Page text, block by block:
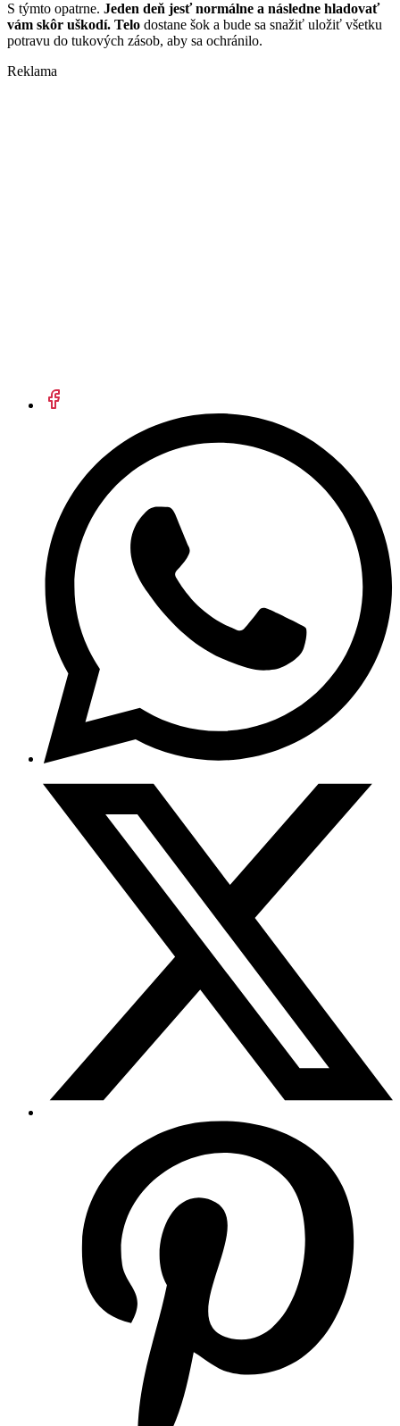
S týmto opatrne. Jeden deň jesť normálne a následne hladovať
vám skôr uškodí. Telo dostane šok a bude sa snažiť uložiť všetku
potravu do tukových zásob, aby sa ochránilo.
Reklama